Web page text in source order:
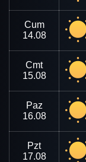
Cum
14.08
Cmt
15.08
Paz
16.08
Pzt
17.08